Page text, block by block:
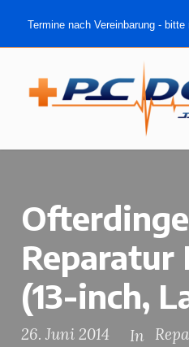
Termine nach Vereinbarung -
Reparatur
(13-inch,
26. Juni 2014 In